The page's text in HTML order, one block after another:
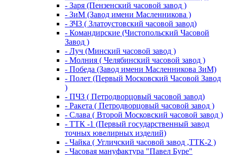
- Заря (Пензенский часовой завод )
- ЗиМ (Завод имени Масленникова )
- ЗЧЗ ( Златоустовский часовой завод)
- Командирские (Чистопольский Часовой
Завод )
- Луч (Минский часовой завод )
- Молния ( Челябинский часовой завод )
- Победа (Завод имени Масленникова ЗиМ)
- Полет (Первый Московский Часовой Завод
)
- ПЧЗ ( Петродворцовый часовой завод)
- Ракета ( Петродворцовый часовой завод )
- Слава ( Второй Московский часовой завод )
- ТТК -1 (Первый государственный завод
точных ювелирных изделий)
- Чайка ( Угличский часовой завод ,ТТК-2 )
- Часовая мануфактура "Павел Буре"